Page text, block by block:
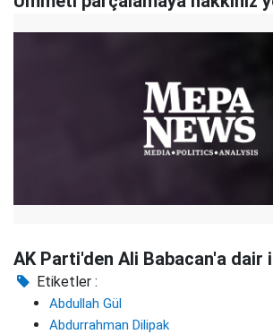
AK Parti'den Ali Babacan'a dair
Etiketler :
Abdullah Gül
Abdurrahman Dilipak